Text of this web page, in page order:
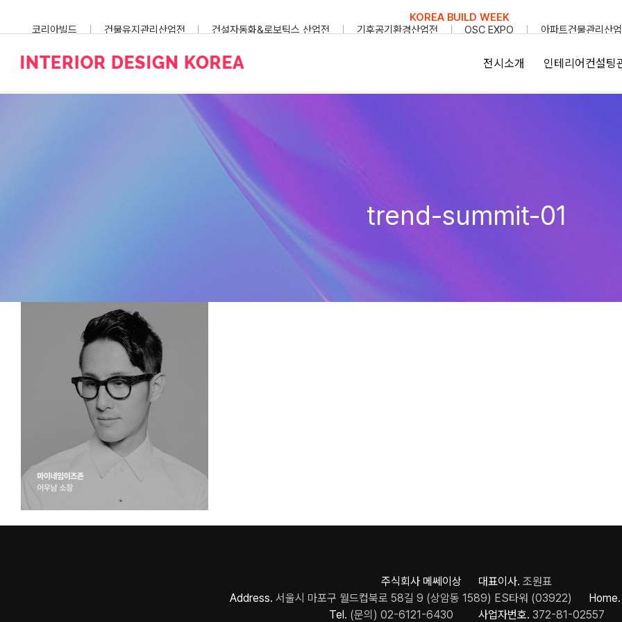
KOREA BUILD WEEK
코리아빌드
건물유지관리산업전 건설자동화&로보틱스 산업전 기후공기환경산업전 OSC EXPO 아파트건물관리산
전시소개 인테리어컨설팅
trend-summit-01
주식회사 메쎄이상 대표이사. 조원표
Address. 서울시 마포구 월드컵북로 58길 9 (상암동 1589) ES타워 (03922) Home.
Tel. (문의) 02-6121-6430 사업자번호. 372-81-02557